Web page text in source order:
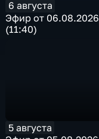
6 августа
Эфир от 06.08.2026
(11:40)
5 августа